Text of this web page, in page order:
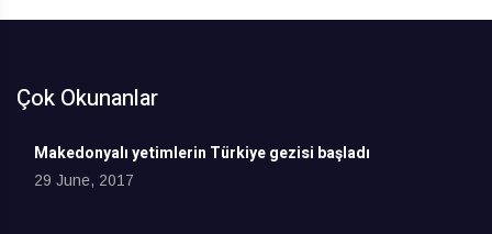
Çok Okunanlar
Makedonyalı yetimlerin Türkiye gezisi başladı
29 June, 2017